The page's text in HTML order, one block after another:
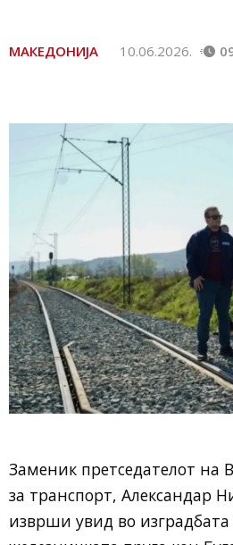
МАКЕДОНИЈА 10.06.2026.
Заменик претседателот на
за транспорт, Александар
изврши увид во